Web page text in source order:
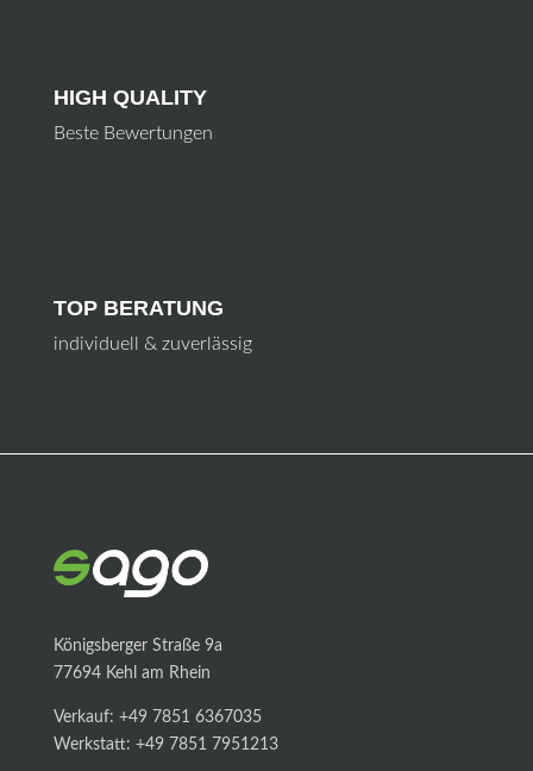
HIGH QUALITY
Beste Bewertungen
TOP BERATUNG
individuell & zuverlässig
Königsberger Straße 9a
77694 Kehl am Rhein
Verkauf: +49 7851 6367035
Werkstatt: +49 7851 7951213